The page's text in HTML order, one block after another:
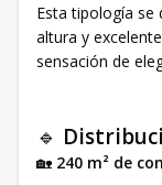
Esta tipología se
altura y
sensación de
🔹
🏡 240 m² de